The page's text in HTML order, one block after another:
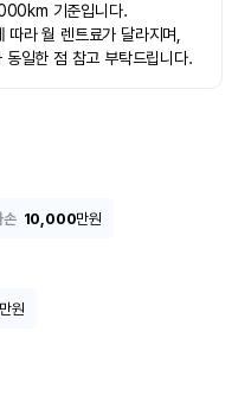
기준입니다.
라 월 렌트료가 달라지며,
동일한 점 참고 부탁드립니다.
손 10,000만원
만원